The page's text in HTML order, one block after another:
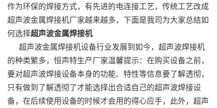
作为环保的焊接方式，有先进的电连接工艺，传统工艺改成
超声波金属焊接机厂家越来越多，下面是我司为大家总结如
何选择超声波金属焊接机
超声波金属焊接机设备行业发展到如今，超声波焊接机
的种类繁多，恒声特生产厂家温馨提示：在购买设备之前，
要对超声波焊接设备本身的功能、特性等信息要了解透彻，
只有做到了解透彻了才能选择出合适自己的超声波焊接设
备，在后续使用设备的时候才会用的得心应手，此外，超声